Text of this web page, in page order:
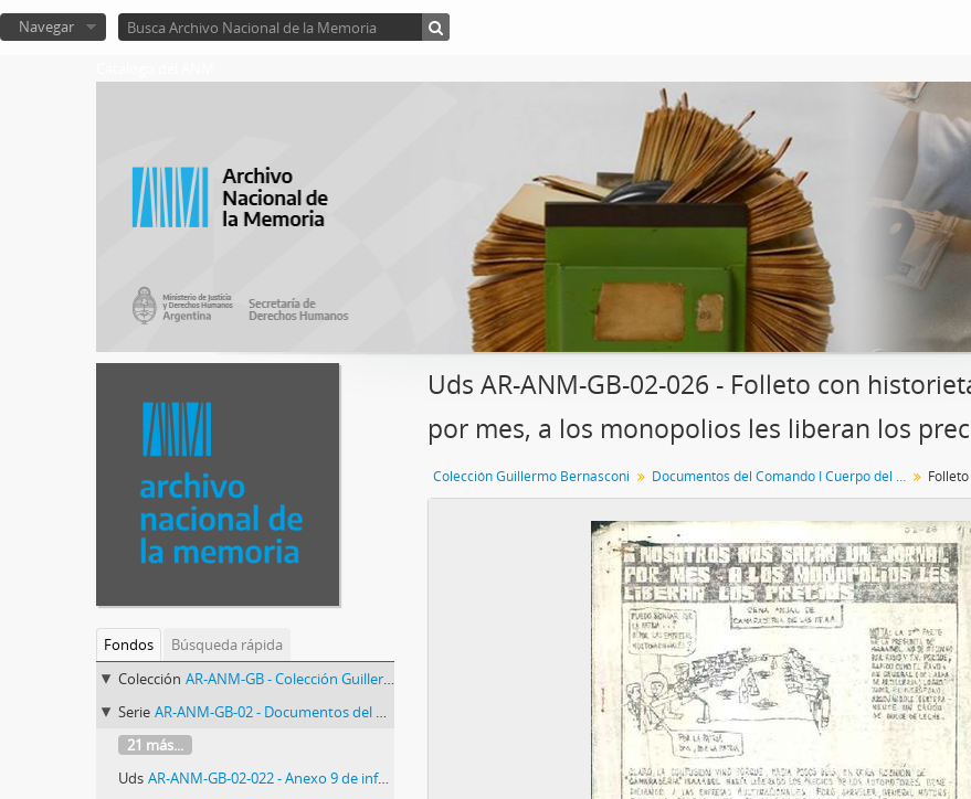
Navegar
Fondos
Búsqueda rápida
Colección AR-ANM-GB - Colección Guillermo Bernasconi
Serie AR-ANM-GB-02 - Documentos del Comando I Cuerpo del Ejército Argentino
21 más...
Uds AR-ANM-GB-02-022 - Anexo 9 de informe o parte de inteligencia con declaración del Consejo Argentino de la Paz
Uds AR-ANM-GB-02-026 - Folleto con
por mes, a los monopolios les liberan los
Colección Guillermo Bernasconi Documentos del Comando I Cuerpo del Ejército Argentino